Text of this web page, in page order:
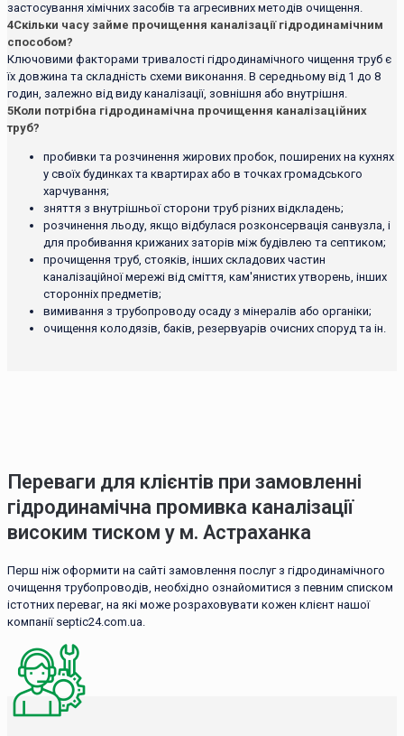
застосування хімічних засобів та агресивних методів очищення.
4Скільки часу займе прочищення каналізації гідродинамічним
способом?
Ключовими факторами тривалості гідродинамічного чищення труб є
їх довжина та складність схеми виконання. В середньому від 1 до 8
годин, залежно від виду каналізації, зовнішня або внутрішня.
5Коли потрібна гідродинамічна прочищення каналізаційних
труб?
пробивки та розчинення жирових пробок, поширених на кухнях
у своїх будинках та квартирах або в точках громадського
харчування;
зняття з внутрішньої сторони труб різних відкладень;
розчинення льоду, якщо відбулася розконсервація санвузла, і
для пробивання крижаних заторів між будівлею та септиком;
прочищення труб, стояків, інших складових частин
каналізаційної мережі від сміття, кам'янистих утворень, інших
сторонніх предметів;
вимивання з трубопроводу осаду з мінералів або органіки;
очищення колодязів, баків, резервуарів очисних споруд та ін.
Переваги для клієнтів при замовленні
гідродинамічна промивка каналізації
високим тиском у м. Астраханка
Перш ніж оформити на сайті замовлення послуг з гідродинамічного
очищення трубопроводів, необхідно ознайомитися з певним списком
істотних переваг, на які може розраховувати кожен клієнт нашої
компанії septic24.com.ua.